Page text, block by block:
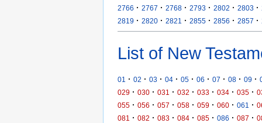
2766 · 2767 · 2768 · 2793 · 2802 · 2803 ·
2819 · 2820 · 2821 · 2855 · 2856 · 2857 ·
List of New
01 · 02 · 03 · 04 · 05 · 06 · 07 · 08 · 09 ·
029 · 030 · 031 · 032 · 033 · 034 · 035 ·
055 · 056 · 057 · 058 · 059 · 060 · 061 ·
081
· 082 · 083 · 084 · 085 · 086 · 087 ·